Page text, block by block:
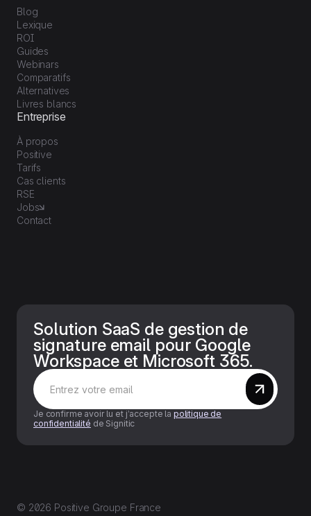
Blog
Lexique
ROI
Guides
Webinars
Comparatifs
Alternatives
Livres blancs
Entreprise
À propos
Positive
Tarifs
Cas clients
RSE
Jobs
Contact
Solution SaaS de gestion de
signature email pour Google
Workspace et Microsoft 365.
Je confirme avoir lu et j’accepte la politique de
confidentialité de Signitic
© 2026 Positive Groupe France